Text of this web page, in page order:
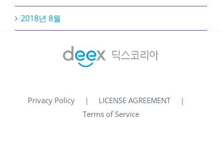
2018년 8월
Privacy Policy
LICENSE AGREEMENT
Terms of Service